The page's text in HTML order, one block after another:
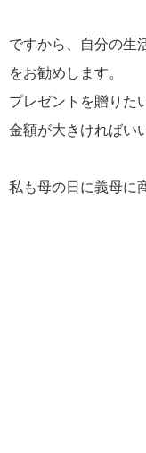
ですから、自分の生
をお勧めします。
プレゼントを贈りた
金額が大きければい
私も母の日に義母に